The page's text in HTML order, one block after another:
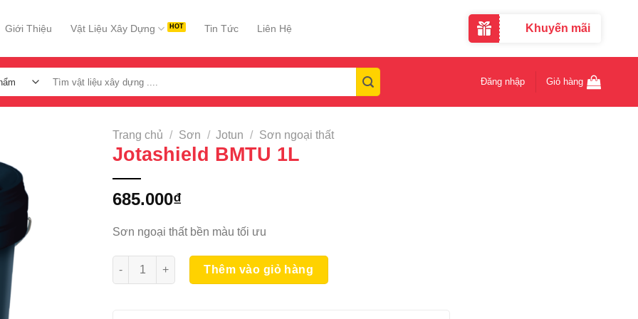
Giới Thiệu Vật Liệu Xây Dựng Tin Tức Liên Hệ Khuyến mãi
kiếm:
Đăng nhập Giỏ hàng
Trang chủ / Sơn / Jotun / Sơn ngoại thất
Jotashield BMTU 1L
685.000₫
Sơn ngoại thất bền màu tối ưu
Jotashield BMTU 1L số lượng
Thêm vào giỏ hàng